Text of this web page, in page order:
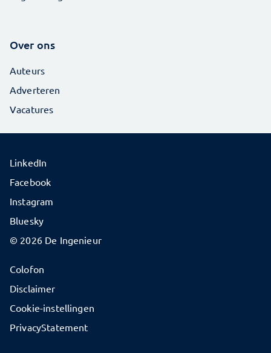
Over ons
Auteurs
Adverteren
Vacatures
© 2026 De Ingenieur
Colofon
Disclaimer
Cookie-instellingen
PrivacyStatement
LinkedIn
Facebook
Instagram
Bluesky